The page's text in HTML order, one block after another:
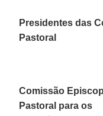
Presidentes das
Pastoral
Comissão
Pastoral para os